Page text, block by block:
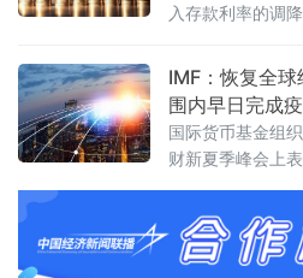
入存款利率的调
利率，呈现出“远
IMF：恢复全
围内早日完成
国际货币基金组
财新夏季峰会上
在全球范围内早